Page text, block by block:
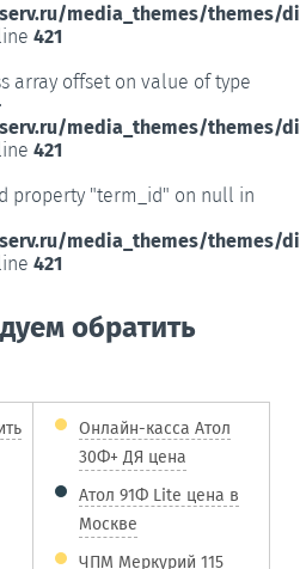
media_themes/themes/
421
array offset on value of type
media_themes/themes/
421
property "term_id" on null in
media_themes/themes/
421
обратить
Онлайн-касса Атол
30Ф+ ДЯ цена
Атол 91Ф Lite цена в
Москве
ЧПМ Меркурий 115